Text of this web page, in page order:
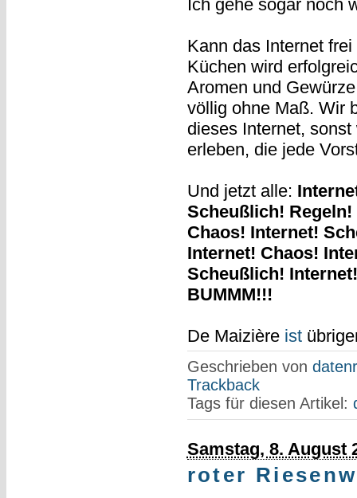
Ich gehe sogar noch
Kann das Internet
Küchen wird
Aromen und
völlig ohne Maß. Wir
dieses Internet,
erleben, die jede
Und jetzt alle:
Scheußlich!
Chaos! Internet!
Internet! Chaos!
Scheußlich!
BUMMM!!!
De Maizière ist
Geschrieben von
Trackback
Tags für diesen Artikel:
Samstag, 8. August
roter